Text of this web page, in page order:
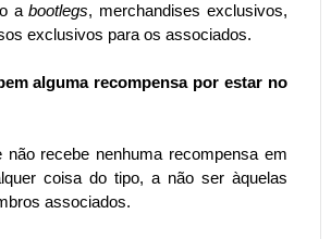
abootlegs, merchandises exclusivos,
exclusivos para os associados.
alguma recompensa por estar no
não recebe nenhuma recompensa em
coisa do tipo, a não ser àquelas
associados.